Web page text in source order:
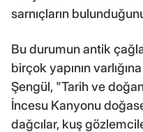
sarnıçların
Bu durumun antik
birçok yapının
Şengül, "Tarih ve
İncesu Kanyonu
dağcılar, kuş